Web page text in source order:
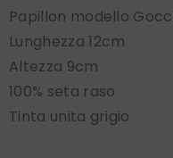
Papillon modello
Lunghezza 12cm
Altezza 9cm
100% seta raso
Tinta unita grigio